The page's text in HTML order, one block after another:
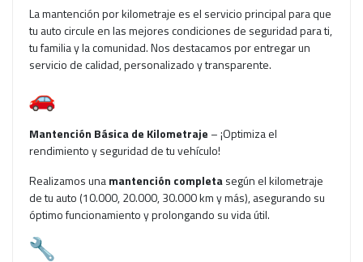
La mantención por kilometraje es el servicio principal para que
tu auto circule en las mejores condiciones de seguridad para ti,
tu familia y la comunidad. Nos destacamos por entregar un
servicio de calidad, personalizado y transparente.
Mantención Básica de Kilometraje – ¡Optimiza el
rendimiento y seguridad de tu vehículo!
Realizamos unamantención completasegún el kilometraje
de tu auto (10.000, 20.000, 30.000 km y más), asegurando su
óptimo funcionamiento y prolongando su vida útil.